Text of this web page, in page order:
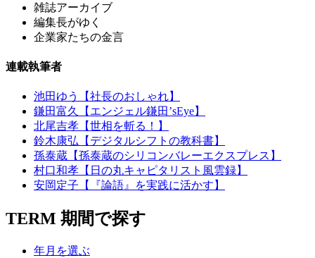
雑誌アーカイブ
編集長がゆく
企業家たちの金言
連載執筆者
池田ゆう【社長のおしゃれ】
鎌田富久【エンジェル鎌田’sEye】
北尾吉孝【世相を斬る！】
鈴木康弘【デジタルシフトの教科書】
孫泰蔵【孫泰蔵のシリコンバレーエクスプレス】
村口和孝【日の丸キャピタリスト風雲録】
安岡定子【『論語』を実践に活かす】
TERM 期間で探す
年月を選ぶ